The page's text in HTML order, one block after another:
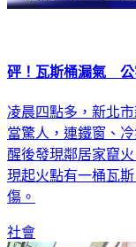
砰！瓦斯桶漏氣 公
凌晨四點多，新北
當驚人，連鐵窗、
醒後發現鄰居家竄
現起火點有一桶瓦
傷。
社會